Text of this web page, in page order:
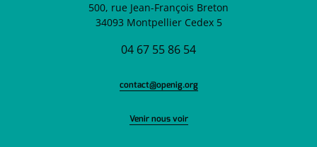
500, rue Jean-François Breton
34093 Montpellier Cedex 5
04 67 55 86 54
contact@openig.org
Venir nous voir